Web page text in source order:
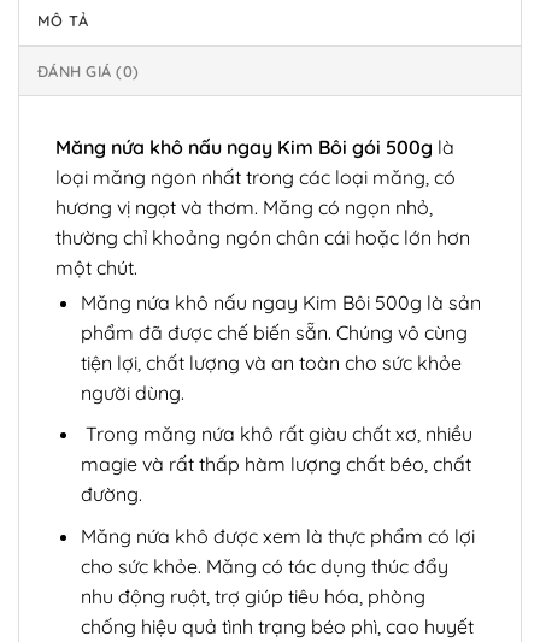
MÔ TẢ
ĐÁNH GIÁ (0)
Măng nứa khô nấu ngay Kim Bôi gói 500g là
loại măng ngon nhất trong các loại măng, có
hương vị ngọt và thơm. Măng có ngọn nhỏ,
thường chỉ khoảng ngón chân cái hoặc lớn hơn
một chút.
Măng nứa khô nấu ngay Kim Bôi 500g là sản
phẩm đã được chế biến sẵn. Chúng vô cùng
tiện lợi, chất lượng và an toàn cho sức khỏe
người dùng.
Trong măng nứa khô rất giàu chất xơ, nhiều
magie và rất thấp hàm lượng chất béo, chất
đường.
Măng nứa khô được xem là thực phẩm có lợi
cho sức khỏe. Măng có tác dụng thúc đẩy
nhu động ruột, trợ giúp tiêu hóa, phòng
chống hiệu quả tình trạng béo phì, cao huyết